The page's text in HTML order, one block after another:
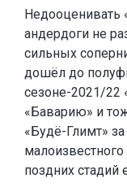
Недооценивать
андердоги не
сильных
дошёл до
сезоне-2021/22
«Баварию» и
«Будё-Глимт»
малоизвестного
поздних стадий